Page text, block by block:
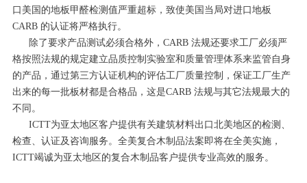
口美国的地板甲醛检测值严重超标，致使美国当局对进口地板
CARB 的认证将严格执行。
除了要求产品测试必须合格外，CARB 法规还要求工厂必须严
格按照法规的规定建立品质控制实验室和质量管理体系来监管自身
的产品，通过第三方认证机构的评估工厂质量控制，保证工厂生产
出来的每一批板材都是合格品，这是CARB 法规与其它法规最大的
不同。
ICTT为亚太地区客户提供有关建筑材料出口北美地区的检测、
检查、认证及咨询服务。全美复合木制品法案即将在全美实施，
ICTT竭诚为亚太地区的复合木制品客户提供专业高效的服务。